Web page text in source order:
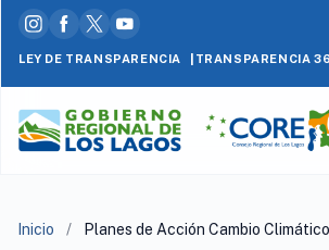
LEY DE TRANSPARENCIA | TRANSPARENCIA
Inicio / Planes de Acción Cambio Climático